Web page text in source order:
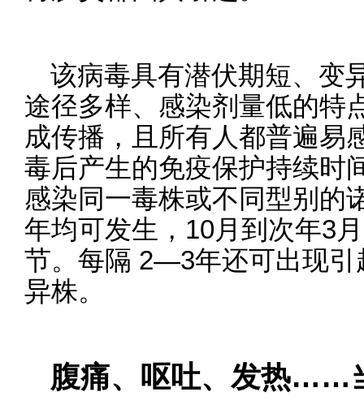
该病毒具有潜伏期短、变
途径多样、感染剂量低的特
成传播，且所有人都普遍易
毒后产生的免疫保护持续时
感染同一毒株或不同型别的
年均可发生，10月到次年3
节。每隔 2—3年还可出现引
异株。
腹痛、呕吐、发热……